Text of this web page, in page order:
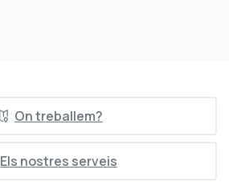
On treballem?
Els nostres serveis